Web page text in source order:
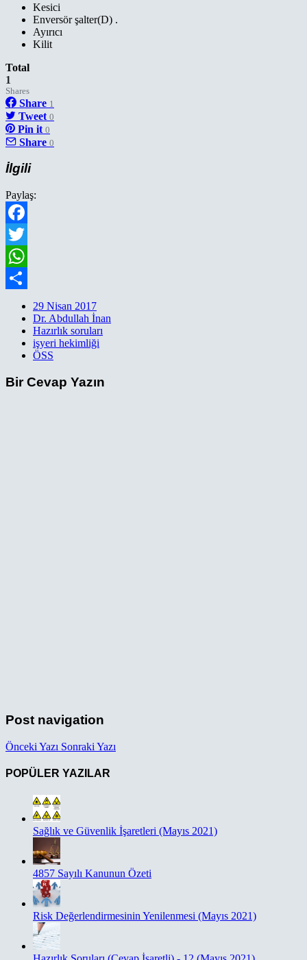
Kesici
Enversör şalter(D) .
Ayırıcı
Kilit
Total
1
Shares
Share 1
Tweet 0
Pin it 0
Share 0
İlgili
Paylaş:
Facebook
Twitter
WhatsApp
29 Nisan 2017
Dr. Abdullah İnan
Hazırlık soruları
işyeri hekimliği
ÖSS
Bir Cevap Yazın
Post navigation
Önceki Yazı Sonraki Yazı
POPÜLER YAZILAR
Sağlık ve Güvenlik İşaretleri (Mayıs 2021)
4857 Sayılı Kanunun Özeti
Risk Değerlendirmesinin Yenilenmesi (Mayıs 2021)